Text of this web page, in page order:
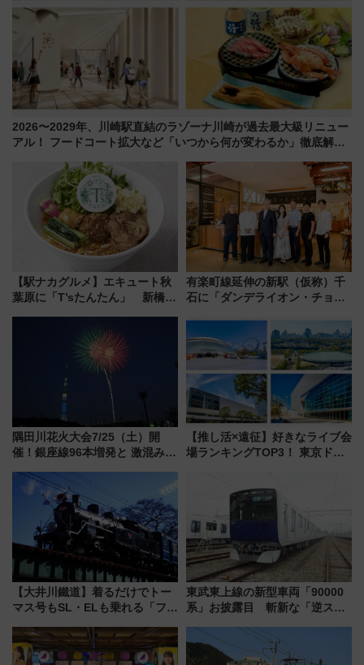
2026〜2029年、川崎駅直結のラゾーナ川崎が過去最大級リニュー
アル！ フードコート拡大など「いつから何が変わるか」徹底解
【駅ナカグルメ】エキュート秋
葉原に「T’sたんたん」 新橋に
饅」、オムライス専門店「肉と
たまご」新グルメ続々登場！
【2026年8月】
有楽町線延伸の新駅（仮称）千
石に「ダンデライオン・チョコ
1億円出資で挑む新時代のまちづ
くりとは？
隅田川花火大会7/25（土）開
催！銀座線96本増発と 激混みの
アクセス攻略法、2万発の花火が
都心の夜に！
【推し活×遠征】好きなライブ会
場ランキングTOP3！ 東京ドー
場に何を求める？
【大井川鐵道】着るだけでトー
マス号もSL・ELも乗れる「フリ
受注販売
東武東上線の新型車両「90000
系」お披露目 斬新な「逆スラ
放的な車内空間に注目、デビュ
ーは9月